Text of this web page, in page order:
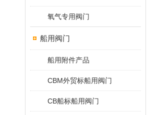
氧气专用阀门
船用阀门
船用附件产品
CBM外贸标船用阀门
CB船标船用阀门